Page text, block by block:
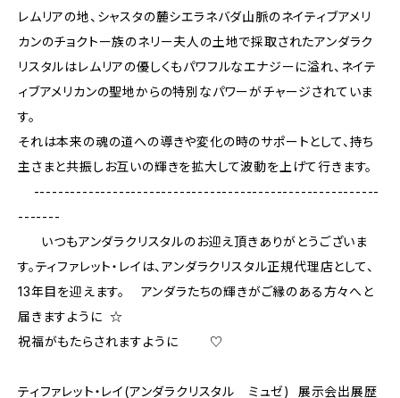
レムリアの地、シャスタの麓シエラネバダ山脈のネイティブアメリ
カンのチョクトー族のネリー夫人の土地で採取されたアンダラク
リスタルはレムリアの優しくもパワフルなエナジーに溢れ、ネイテ
ィブアメリカンの聖地からの特別なパワーがチャージされていま
す。
それは本来の魂の道への導きや変化の時のサポートとして、持ち
主さまと共振しお互いの輝きを拡大して波動を上げて行きます。
---------------------------------------------------------
-------
いつもアンダラクリスタルのお迎え頂きありがとうございま
す。ティファレット・レイは、アンダラクリスタル正規代理店として、
13年目を迎えます。 アンダラたちの輝きがご縁のある方々へと
届きますように ☆
祝福がもたらされますように ♡
ティファレット・レイ(アンダラクリスタル ミュゼ) 展示会出展歴